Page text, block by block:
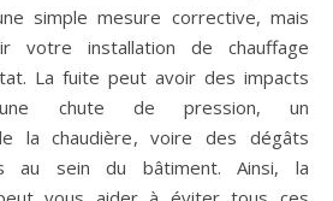
simple mesure corrective, mais
votre installation de chauffage
La fuite peut avoir des impacts
chute de pression, un
la chaudière, voire des dégâts
au sein du bâtiment. Ainsi, la